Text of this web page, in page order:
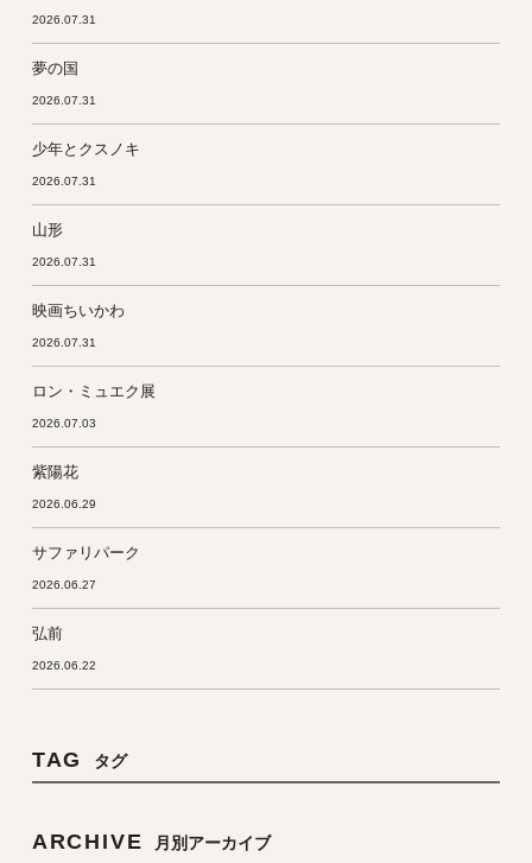
2026.07.31
夢の国
2026.07.31
少年とクスノキ
2026.07.31
山形
2026.07.31
映画ちいかわ
2026.07.31
ロン・ミュエク展
2026.07.03
紫陽花
2026.06.29
サファリパーク
2026.06.27
弘前
2026.06.22
TAG タグ
ARCHIVE 月別アーカイブ